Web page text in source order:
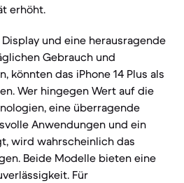
erhöht.
und eine herausragende
Gebrauch und
könnten das iPhone 14 Plus als
Wer hingegen Wert auf die
eine überragende
Anwendungen und ein
wird wahrscheinlich das
Beide Modelle bieten eine
Für